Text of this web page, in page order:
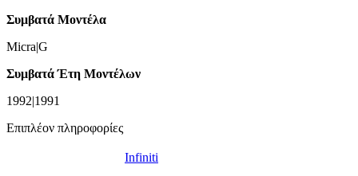
Συμβατά Μοντέλα
Micra|G
Συμβατά Έτη Μοντέλων
1992|1991
Επιπλέον πληροφορίες
Infiniti